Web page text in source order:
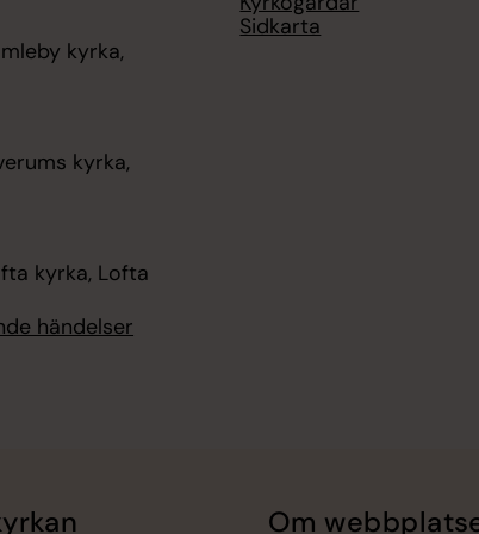
kyrka,
kyrka,
kyrka, Lofta
händelser
Sidkarta
Om